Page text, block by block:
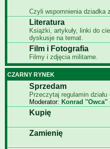
Czyli wspomnienia dziadka
Literatura
Książki, artykuły, linki do
dyskusje na temat.
Film i Fotografia
Filmy i zdjęcia militarne.
CZARNY RYNEK
Sprzedam
Przeczytaj regulamin
Moderator: Konrad ''Owca''
Kupię
Zamienię